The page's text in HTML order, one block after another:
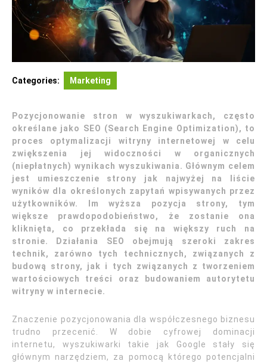
Categories: Marketing
Pozycjonowanie stron w wyszukiwarkach, często
określane jako SEO (Search Engine Optimization), to
proces optymalizacji witryny internetowej w celu
zwiększenia jej widoczności w organicznych
(niepłatnych) wynikach wyszukiwania. Głównym celem
jest umieszczenie strony jak najwyżej na liście
wyników dla określonych zapytań wpisywanych przez
użytkowników. Im wyższa pozycja strony, tym
większe prawdopodobieństwo, że zostanie ona
kliknięta, co przekłada się na większy ruch na
stronie. Działania SEO obejmują szeroki zakres
technik, zarówno tych technicznych, związanych z
budową strony, jak i tych związanych z tworzeniem
wartościowych treści oraz budowaniem autorytetu
witryny w internecie.
Znaczenie pozycjonowania dla współczesnego biznesu
trudno przecenić. W dobie cyfrowej dominacji
internetu, wyszukiwarki takie jak Google stały się
głównym narzędziem, za pomocą którego potencjalni